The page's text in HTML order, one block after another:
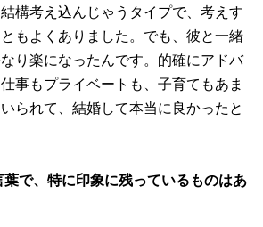
構考え込んじゃうタイプで、考えす
もよくありました。でも、彼と一緒
り楽になったんです。的確にアドバ
事もプライベートも、子育てもあま
られて、結婚して本当に良かったと
で、特に印象に残っているものはあ